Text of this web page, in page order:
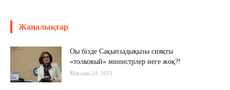
Жаңалықтар
Оы бізде Сақыпзадықызы сияқты
«толковый» министрлер неге жоқ?!
Маусым 24, 2021